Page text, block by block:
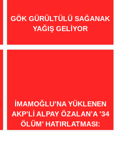
GÖK GÜRÜLTÜLÜ SAĞANAK
YAĞIŞ GELIYOR
İMAMOĞLU’NA YÜKLENEN
AKP’LI ALPAY ÖZALAN’A ’34
ÖLÜM’ HATIRLATMASI: